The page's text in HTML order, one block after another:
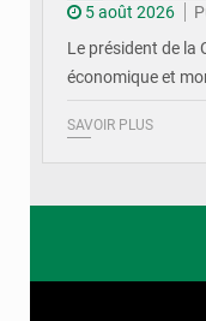
5 août 2026
Le président de la
économique et
SAVOIR PLUS